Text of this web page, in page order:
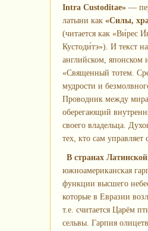
Intra Custoditae» —
латыни как «Силы,
(читается как «Ви́рес
Кустоди́тэ»). И текст
английском, японском
«Священный тотем.
мудрости и
Проводник между
оберегающий
своего владельца.
тех, кто сам управляет
В странах
южноамериканская
функции высшего
которые в Евразии
т.е. считается Царём
сельвы. Гарпия